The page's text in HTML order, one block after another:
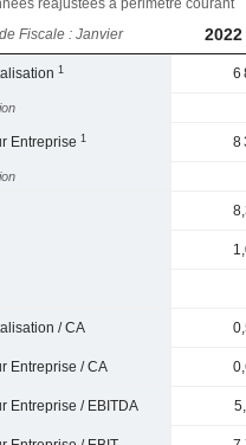
réajustées à périmètre courant
Fiscale : Janvier
2022
1 6
Entreprise1 8
/ CA
Entreprise / CA
Entreprise / EBITDA